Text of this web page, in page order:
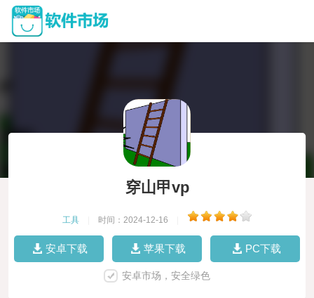
穿山甲vp
工具 时间：2024-12-16
安卓下载 苹果下载 PC下载
安卓市场，安全绿色